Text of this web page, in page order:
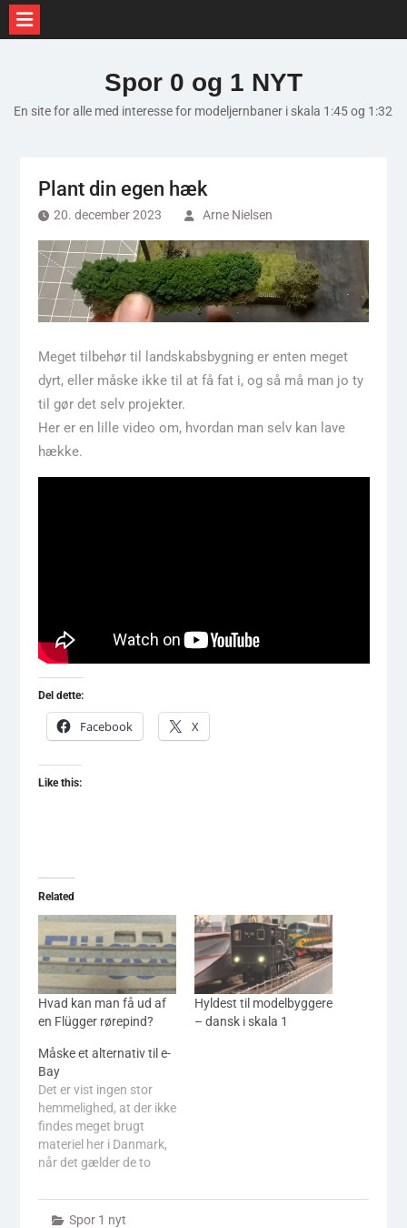
Spor 0 og 1 NYT
En site for alle med interesse for modeljernbaner i skala 1:45 og 1:32
Plant din egen hæk
20. december 2023 Arne Nielsen
Meget tilbehør til landskabsbygning er enten meget
dyrt, eller måske ikke til at få fat i, og så må man jo ty
til gør det selv projekter.
Her er en lille video om, hvordan man selv kan lave
hække.
Del dette:
Facebook X
Like this:
Related
Hvad kan man få ud af
en Flügger rørepind?
Hyldest til modelbyggere
– dansk i skala 1
Måske et alternativ til e-
Bay
Det er vist ingen stor
hemmelighed, at der ikke
findes meget brugt
materiel her i Danmark,
når det gælder de to
samt Spor0, men kigger
man syd for grænsen,
Spor 1 nyt